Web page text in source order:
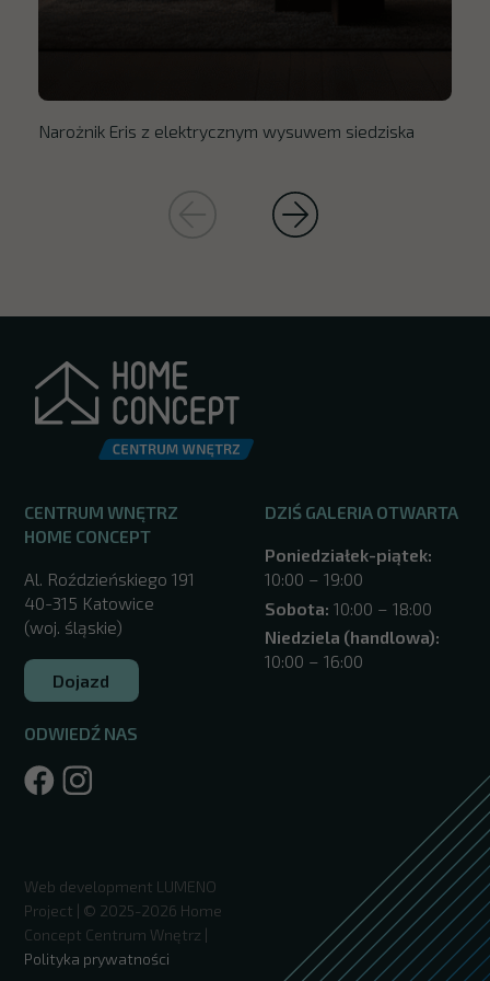
Narożnik Eris z elektrycznym wysuwem siedziska
CENTRUM WNĘTRZ
HOME CONCEPT
Al. Roździeńskiego 191
40-315 Katowice
(woj. śląskie)
Dojazd
ODWIEDŹ NAS
DZIŚ GALERIA OTWARTA
Poniedziałek-piątek:
10:00 – 19:00
Sobota: 10:00 – 18:00
Niedziela (handlowa):
10:00 – 16:00
Web development LUMENO
Project | © 2025-2026 Home
Concept Centrum Wnętrz |
Polityka prywatności